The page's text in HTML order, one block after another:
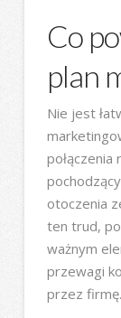
Co
plan
Nie jest
otoczenia
ten trud,
ważnym
przewagi
przez firmę.